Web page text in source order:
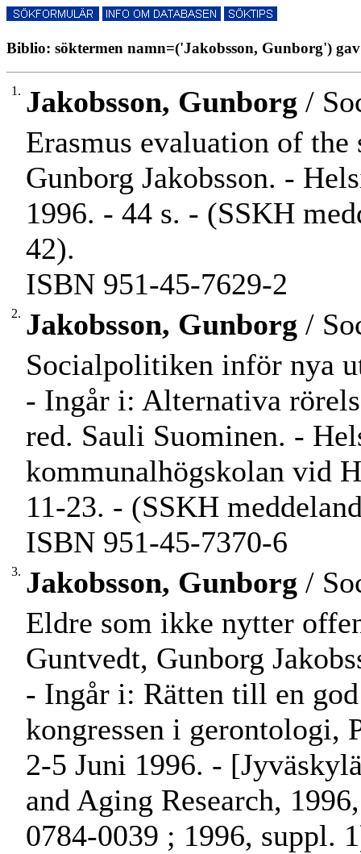
Biblio: söktermen namn=('Jakobsson, Gunborg')
1. Jakobsson, Gunborg /
Erasmus evaluation of
Gunborg Jakobsson. -
1996. - 44 s. - (SSKH
42).
ISBN 951-45-7629-2
2. Jakobsson, Gunborg /
Socialpolitiken inför nya
- Ingår i: Alternativa
red. Sauli Suominen. -
kommunalhögskolan vid
11-23. - (SSKH
ISBN 951-45-7370-6
3. Jakobsson, Gunborg /
Eldre som ikke nytter
Guntvedt, Gunborg
- Ingår i: Rätten till en
kongressen i gerontologi,
2-5 Juni 1996. -
and Aging Research,
0784-0039 ; 1996, suppl.